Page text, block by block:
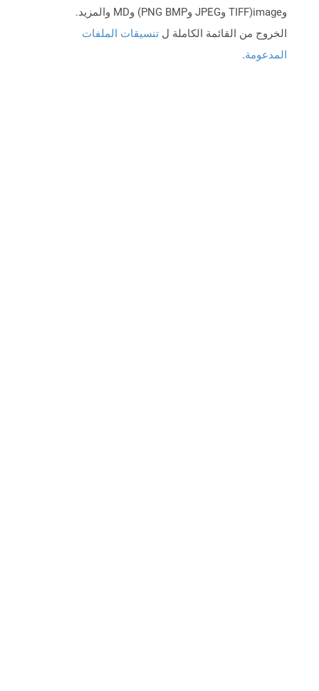
وimage(TIFF وJPEG وPNG BMP) وMD والمزيد.
الخروج من القائمة الكاملة ل تنسيقات الملفات
المدعومة.